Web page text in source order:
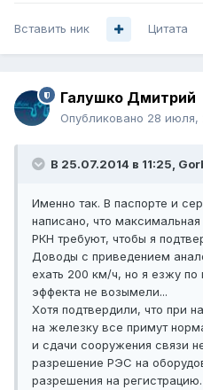
Вставить ник Цитата
Галушко Дмитрий
Опубликовано 28 июля,
В 25.07.2014 в 11:25,
Именно так. В паспорте и
написано, что
РКН требуют, чтобы я
Доводы с приведением
ехать 200 км/ч, но я езжу
эффекта не возымели...
Хотя подтвердили, что при
на железку все примут
и сдачи сооружения связи
разрешение РЭС на
разрешения на